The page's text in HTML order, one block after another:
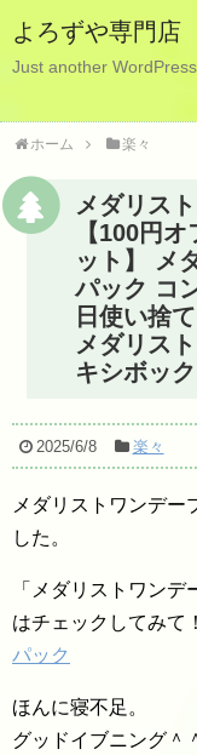
よろずや専門店
Just another
ホーム 楽々
メダリス
【100円
ット】 メ
パック コ
日使い捨
メダリス
キシボッ
2025/6/8 楽々
メダリストワンデー
した。
「メダリストワン
はチェックしてみて
パック
ほんに寝不足。
グッドイブニング＾